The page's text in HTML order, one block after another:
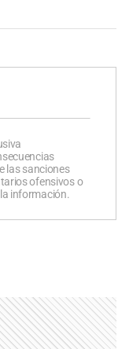
las sanciones
ofensivos o
información.